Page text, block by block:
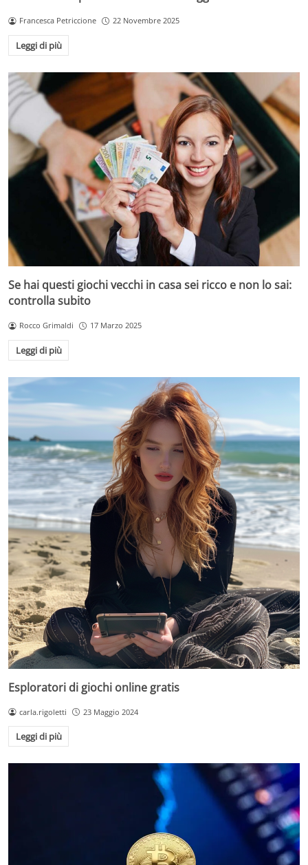
Francesca Petriccione 22 Novembre 2025
Leggi di più
Se hai questi giochi vecchi in casa sei ricco e non lo sai:
controlla subito
Rocco Grimaldi 17 Marzo 2025
Leggi di più
Esploratori di giochi online gratis
carla.rigoletti 23 Maggio 2024
Leggi di più